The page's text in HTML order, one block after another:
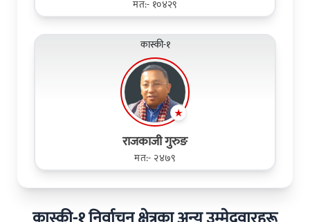
मत:- १०४२९
कास्की-१
राजकाजी गुरुङ
मत:- २४७९